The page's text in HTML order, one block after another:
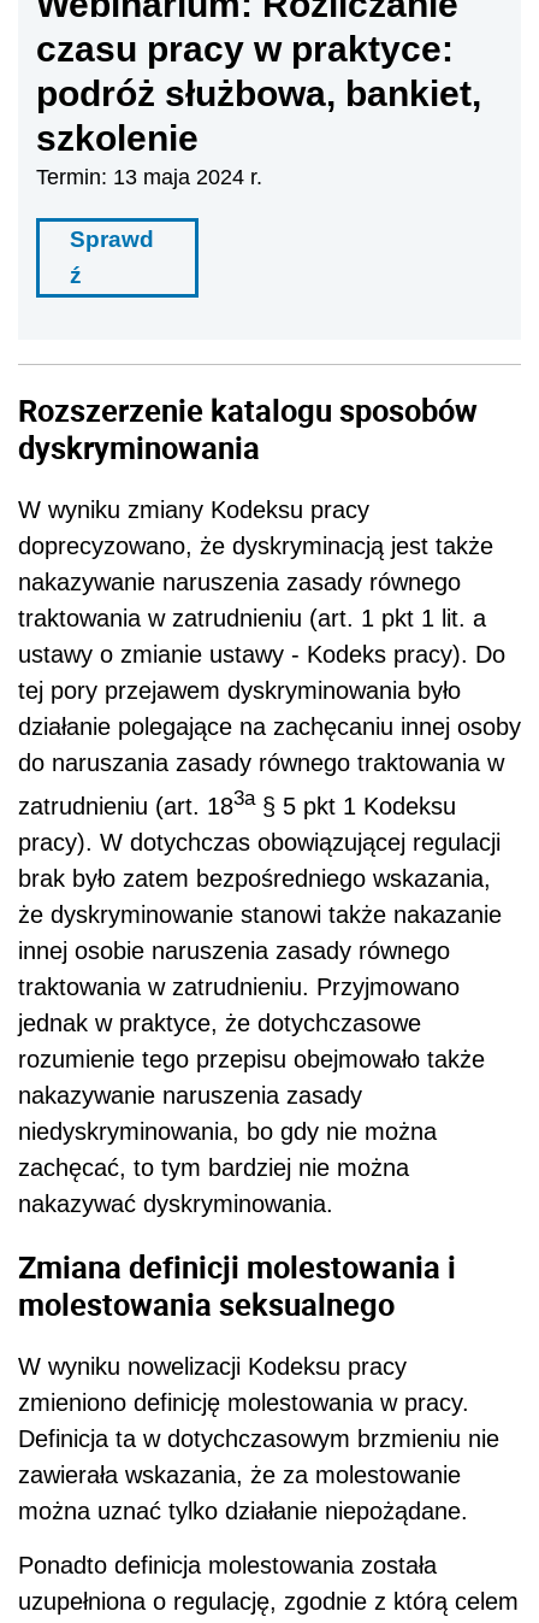
czasu pracy w praktyce:
podróż służbowa, bankiet,
szkolenie
Termin: 13 maja 2024 r.
Sprawd
ź
Rozszerzenie katalogu sposobów
dyskryminowania
W wyniku zmiany Kodeksu pracy
doprecyzowano, że dyskryminacją jest także
nakazywanie naruszenia zasady równego
traktowania w zatrudnieniu (art. 1 pkt 1 lit. a
ustawy o zmianie ustawy - Kodeks pracy). Do
tej pory przejawem dyskryminowania było
działanie polegające na zachęcaniu innej osoby
do naruszania zasady równego traktowania w
zatrudnieniu (art. 183a§ 5 pkt 1 Kodeksu
pracy). W dotychczas obowiązującej regulacji
brak było zatem bezpośredniego wskazania,
że dyskryminowanie stanowi także nakazanie
innej osobie naruszenia zasady równego
traktowania w zatrudnieniu. Przyjmowano
jednak w praktyce, że dotychczasowe
rozumienie tego przepisu obejmowało także
nakazywanie naruszenia zasady
niedyskryminowania, bo gdy nie można
zachęcać, to tym bardziej nie można
nakazywać dyskryminowania.
Zmiana definicji molestowania i
molestowania seksualnego
W wyniku nowelizacji Kodeksu pracy
zmieniono definicję molestowania w pracy.
Definicja ta w dotychczasowym brzmieniu nie
zawierała wskazania, że za molestowanie
można uznać tylko działanie niepożądane.
Ponadto definicja molestowania została
uzupełniona o regulację, zgodnie z którą celem